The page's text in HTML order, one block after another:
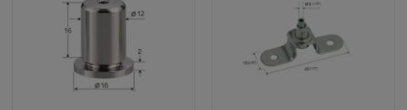
محصولات